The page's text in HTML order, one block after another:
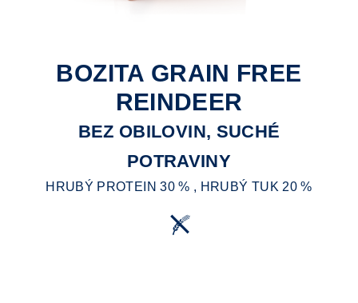
BOZITA GRAIN FREE
REINDEER
BEZ OBILOVIN, SUCHÉ
POTRAVINY
HRUBÝ PROTEIN 30 % , HRUBÝ TUK 20 %